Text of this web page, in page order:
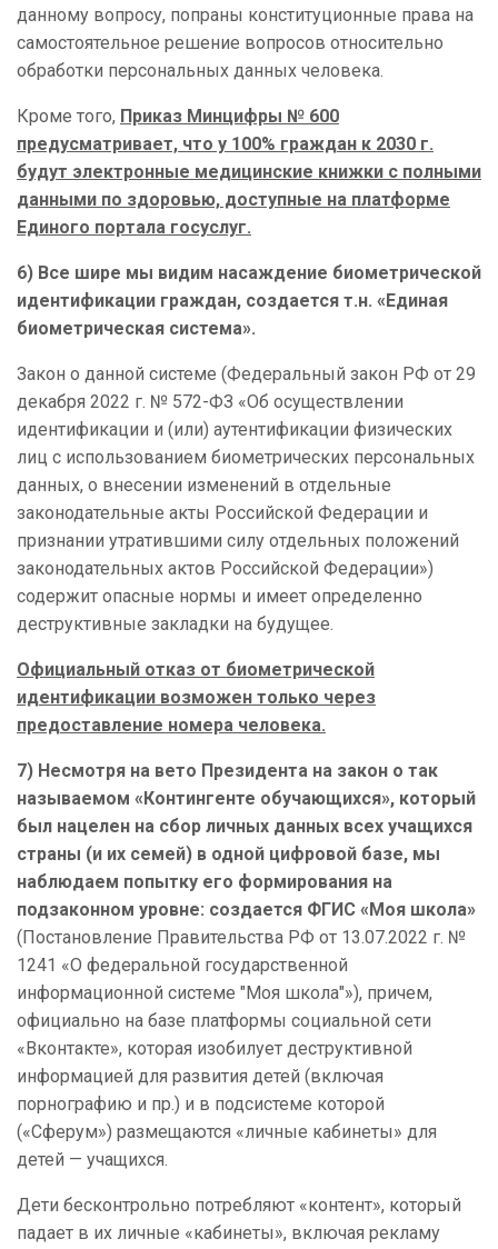
данному вопросу, попраны конституционные права на
самостоятельное решение вопросов относительно
обработки персональных данных человека.
Кроме того, Приказ Минцифры № 600
предусматривает, что у 100% граждан к 2030 г.
будут электронные медицинские книжки с полными
данными по здоровью, доступные на платформе
Единого портала госуслуг.
6) Все шире мы видим насаждение биометрической
идентификации граждан, создается т.н. «Единая
биометрическая система».
Закон о данной системе (Федеральный закон РФ от 29
декабря 2022 г. № 572-ФЗ «Об осуществлении
идентификации и (или) аутентификации физических
лиц с использованием биометрических персональных
данных, о внесении изменений в отдельные
законодательные акты Российской Федерации и
признании утратившими силу отдельных положений
законодательных актов Российской Федерации»)
содержит опасные нормы и имеет определенно
деструктивные закладки на будущее.
Официальный отказ от биометрической
идентификации возможен только через
предоставление номера человека.
7) Несмотря на вето Президента на закон о так
называемом «Контингенте обучающихся», который
был нацелен на сбор личных данных всех учащихся
страны (и их семей) в одной цифровой базе, мы
наблюдаем попытку его формирования на
подзаконном уровне: создается ФГИС «Моя школа»
(Постановление Правительства РФ от 13.07.2022 г. №
1241 «О федеральной государственной
информационной системе "Моя школа"»), причем,
официально на базе платформы социальной сети
«Вконтакте», которая изобилует деструктивной
информацией для развития детей (включая
порнографию и пр.) и в подсистеме которой
(«Сферум») размещаются «личные кабинеты» для
детей — учащихся.
Дети бесконтрольно потребляют «контент», который
падает в их личные «кабинеты», включая рекламу